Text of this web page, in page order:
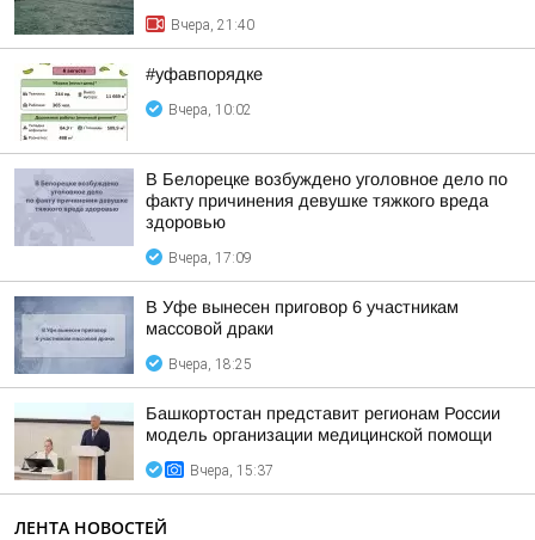
Вчера, 21:40
#уфавпорядке
Вчера, 10:02
В Белорецке возбуждено уголовное дело по
факту причинения девушке тяжкого вреда
здоровью
Вчера, 17:09
В Уфе вынесен приговор 6 участникам
массовой драки
Вчера, 18:25
Башкортостан представит регионам России
модель организации медицинской помощи
Вчера, 15:37
ЛЕНТА НОВОСТЕЙ